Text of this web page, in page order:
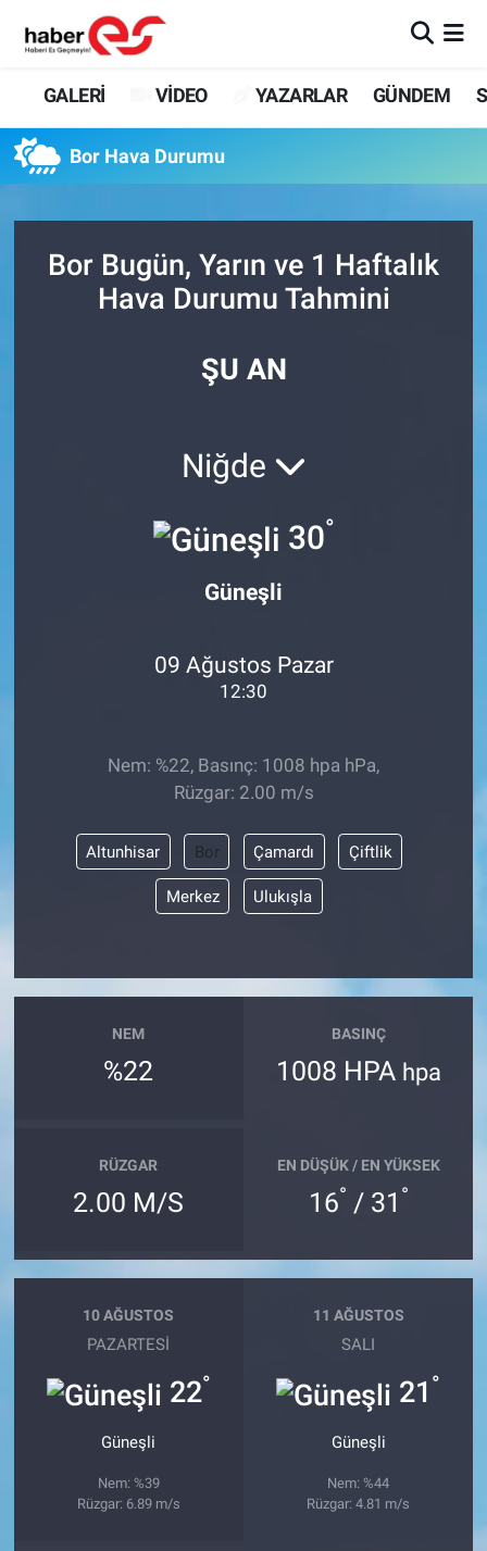
GALERİ VİDEO YAZARLAR GÜNDEM
Bor Hava Durumu
Bor Bugün, Yarın ve 1 Haftalık
Hava Durumu Tahmini
ŞU AN
Niğde
30°
Güneşli
09 Ağustos Pazar
12:30
Nem: %22, Basınç: 1008 hpa hPa,
Rüzgar: 2.00 m/s
Altunhisar Bor Çamardı Çiftlik
Merkez Ulukışla
NEM
%22
BASINÇ
1008 HPA hpa
RÜZGAR
2.00 M/S
EN DÜŞÜK / EN YÜKSEK
16° / 31 °
10 AĞUSTOS
PAZARTESI
22°
Güneşli
Nem: %39
Rüzgar: 6.89 m/s
11 AĞUSTOS
SALI
21 °
Güneşli
Nem: %44
Rüzgar: 4.81 m/s
GALERİ
GÜNDEM
SİYASET
Eskişehir Nöbetçi Eczaneler
Süper Lig Puan Durumu ve Fikstür
Tüm Manşetler
Son Dakika Haberleri